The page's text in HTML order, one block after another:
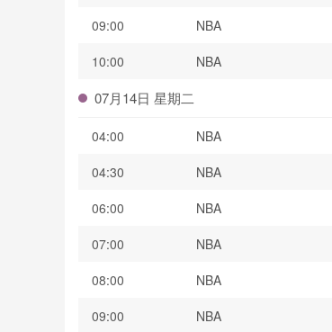
09:00
NBA
10:00
NBA
07月14日 星期二
04:00 NBA
04:30
NBA
06:00
NBA
07:00
NBA
08:00
NBA
09:00
NBA